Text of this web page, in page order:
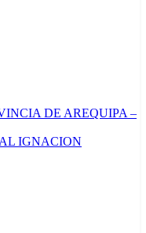
DE AREQUIPA –
IGNACION